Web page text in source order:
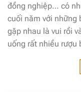
đồng nghiệp… có
cuối năm với những
gặp nhau là vui rồi
uống rất nhiều